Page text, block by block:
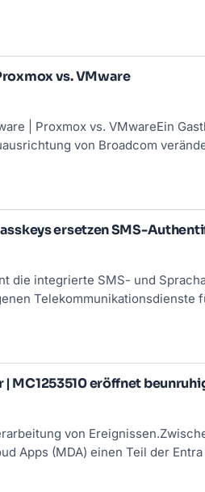
vs. VMware
| Proxmox vs. VMwareEin
von Broadcom
ersetzen SMS-
die integrierte SMS- und
Telekommunikationsdienste
| MC1253510 eröffnet
von
Apps (MDA) einen Teil der